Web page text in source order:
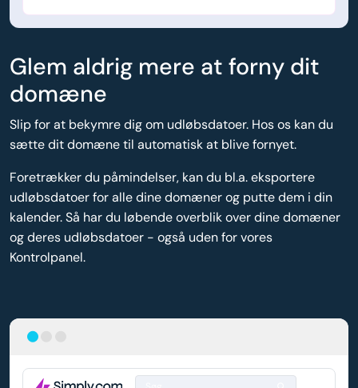
Glem aldrig mere at forny dit
domæne
Slip for at bekymre dig om udløbsdatoer. Hos os kan du
sætte dit domæne til automatisk at blive fornyet.
Foretrækker du påmindelser, kan du bl.a. eksportere
udløbsdatoer for alle dine domæner og putte dem i din
kalender. Så har du løbende overblik over dine domæner
og deres udløbsdatoer - også uden for vores
Kontrolpanel.